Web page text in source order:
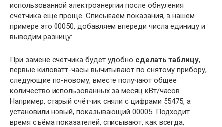
использованной электроэнергии после обнуления
счётчика ещё проще. Списываем показания, в нашем
примере это 00050, добавляем впереди числа единицу и
выводим разницу:
При замене счётчика будет удобно сделать таблицу,
первые киловатт-часы вычитывают по снятому прибору,
следующие по-новому, вместе получают общее
количество использованных за месяц кВт/часов.
Например, старый счётчик сняли с цифрами 55475, а
установили новый, показывающий 00005. Подходит
время съёма показателей, списывают, как всегда,